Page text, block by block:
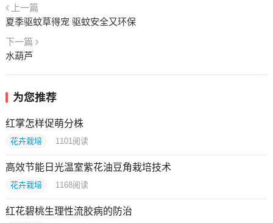
上一篇
夏季驱蚊草得宠 驱蚊安全又环保
下一篇
水葫芦
为您推荐
红掌怎样促萌分株
花卉栽培 1101 阅读
高效节能日光温室紫花油豆角栽培技术
花卉栽培 1168阅读
红花碧桃生理性流胶病的防治